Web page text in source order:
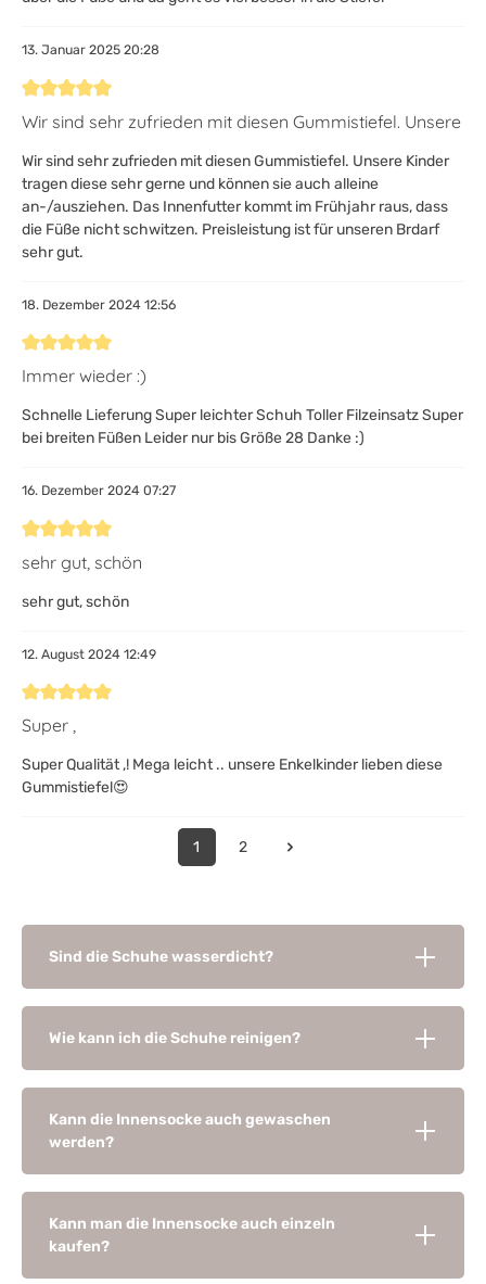
13. Januar 2025 20:28
Bewertung mit 5 von 5 Sternen
Wir sind sehr zufrieden mit diesen Gummistiefel. Unsere
Wir sind sehr zufrieden mit diesen Gummistiefel. Unsere Kinder
tragen diese sehr gerne und können sie auch alleine
an-/ausziehen. Das Innenfutter kommt im Frühjahr raus, dass
die Füße nicht schwitzen. Preisleistung ist für unseren Brdarf
sehr gut.
18. Dezember 2024 12:56
Bewertung mit 5 von 5 Sternen
Immer wieder :)
Schnelle Lieferung Super leichter Schuh Toller Filzeinsatz Super
bei breiten Füßen Leider nur bis Größe 28 Danke :)
16. Dezember 2024 07:27
Bewertung mit 5 von 5 Sternen
sehr gut, schön
sehr gut, schön
12. August 2024 12:49
Bewertung mit 5 von 5 Sternen
Super ,
Super Qualität ,! Mega leicht .. unsere Enkelkinder lieben diese
Gummistiefel😍
1 2
Sind die Schuhe wasserdicht?
Wie kann ich die Schuhe reinigen?
Kann die Innensocke auch gewaschen
werden?
Kann man die Innensocke auch einzeln
kaufen?